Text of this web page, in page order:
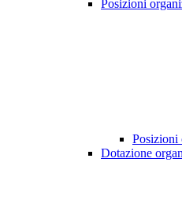
Posizioni
Posizioni
Dotazione